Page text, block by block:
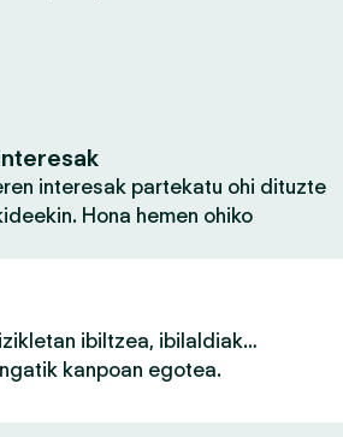
interesak partekatu ohi dituzte
Hona hemen ohiko
ibiltzea, ibilaldiak…
kanpoan egotea.